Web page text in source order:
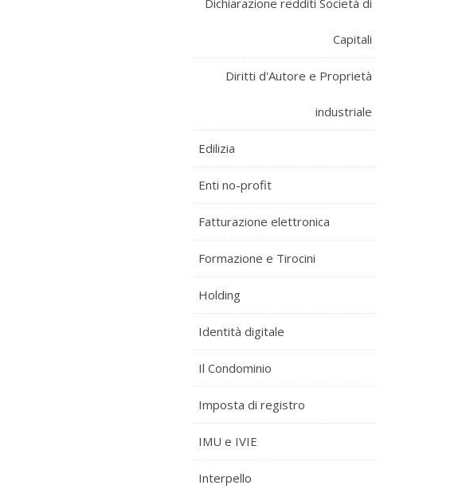
Dichiarazione redditi Società di
Capitali
Diritti d'Autore e Proprietà
industriale
Edilizia
Enti no-profit
Fatturazione elettronica
Formazione e Tirocini
Holding
Identità digitale
Il Condominio
Imposta di registro
IMU e IVIE
Interpello